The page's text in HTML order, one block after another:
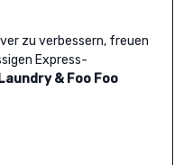
zu verbessern, freuen
Express-
& Foo Foo